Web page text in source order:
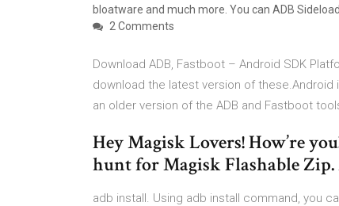
bloatware and much more. You can ADB
2 Comments
Download ADB, Fastboot – Android SDK
download the latest version of
an older version of the ADB and Fastboot
Hey Magisk Lovers! How’re
hunt for Magisk Flashable
adb install. Using adb install command, you